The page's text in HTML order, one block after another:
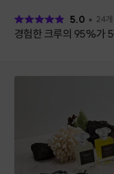
5.0 24개
경험한 크루의 95%가